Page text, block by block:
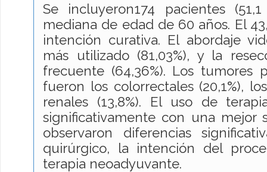
Se incluyeron174 pacientes
mediana de edad de 60 años. El
intención curativa. El abordaje
más utilizado (81,03%), y la
frecuente (64,36%). Los tumores
fueron los colorrectales (20,1%),
renales (13,8%). El uso de
significativamente con una mejor
observaron diferencias
quirúrgico, la intención del
terapia neoadyuvante.